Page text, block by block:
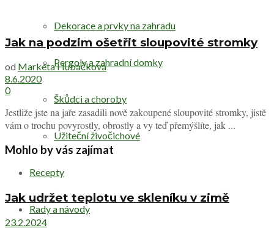
Dekorace a prvky na zahradu
Pergoly a zahradní domky
Škůdci a choroby
Užiteční živočichové
Recepty
Rady a návody
Jak na podzim ošetřit sloupovité stromky
od Markéta Hubáčková
8.6.2020
0
Jestliže jste na jaře zasadili nově zakoupené sloupovité stromky, jistě
vám o trochu povyrostly, obrostly a vy teď přemýšlíte, jak ...
Mohlo by vás zajímat
Jak udržet teplotu ve skleníku v zimě
23.2.2024